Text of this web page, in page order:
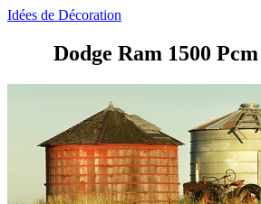
Idées de Décoration
Dodge Ram 1500